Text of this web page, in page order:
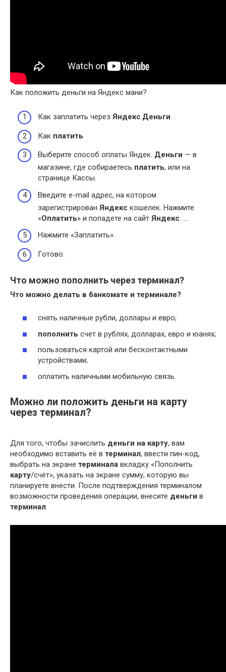
Как положить деньги на Яндекс мани?
Как заплатить через Яндекс.Деньги
Как платить
Выберите способ оплаты Яндек. Деньги — в
магазине, где собираетесь платить, или на
странице Кассы.
Введите e-mail адрес, на котором
зарегистрирован Яндекс кошелек. Нажмите
«Оплатить» и попадете на сайт Яндекс. …
Нажмите «Заплатить».
Готово.
Что можно пополнить через терминал?
Что можно делать в банкомате и терминале?
снять наличные рубли, доллары и евро;
пополнить счет в рублях, долларах, евро и юанях;
пользоваться картой или бесконтактными
устройствами;
оплатить наличными мобильную связь.
Можно ли положить деньги на карту
через терминал?
Для того, чтобы зачислить деньги на карту, вам
необходимо вставить её в терминал, ввести пин-код,
выбрать на экране терминала вкладку «Пополнить
карту/счёт», указать на экране сумму, которую вы
планируете внести. После подтверждения терминалом
возможности проведения операции, внесите деньги в
терминал.